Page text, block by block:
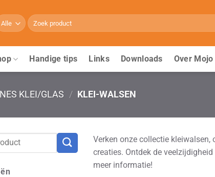
Zoeken
naar:
Handige tips Links Downloads Over Mojo
KLEI/GLAS / KLEI-WALSEN
Verken onze collectie
creaties. Ontdek de
meer informatie!